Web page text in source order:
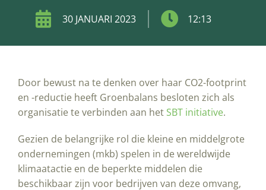
30 JANUARI 2023 12:13
Door bewust na te denken over haar CO2-footprint
en -reductie heeft Groenbalans besloten zich als
organisatie te verbinden aan het SBT initiative.
Gezien de belangrijke rol die kleine en middelgrote
ondernemingen (mkb) spelen in de wereldwijde
klimaatactie en de beperkte middelen die
beschikbaar zijn voor bedrijven van deze omvang,